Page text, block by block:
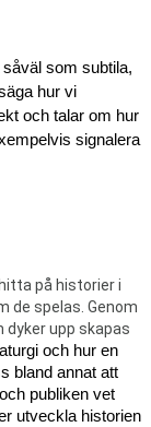
som subtila,
hur vi
och talar om hur
signalera
på historier i
de spelas. Genom
dyker upp skapas
och hur en
bland annat att
publiken vet
utveckla historien